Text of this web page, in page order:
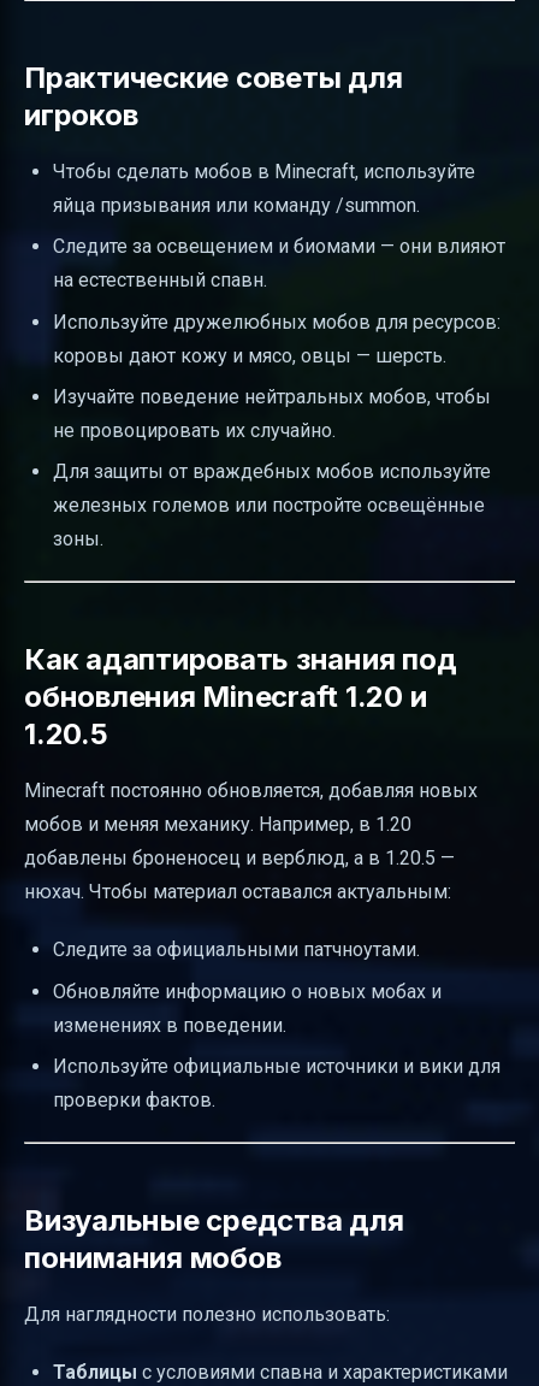
Практические советы для
игроков
Чтобы сделать мобов в Minecraft, используйте
яйца призывания или команду /summon.
Следите за освещением и биомами — они влияют
на естественный спавн.
Используйте дружелюбных мобов для ресурсов:
коровы дают кожу и мясо, овцы — шерсть.
Изучайте поведение нейтральных мобов, чтобы
не провоцировать их случайно.
Для защиты от враждебных мобов используйте
железных големов или постройте освещённые
зоны.
Как адаптировать знания под
обновления Minecraft 1.20 и
1.20.5
Minecraft постоянно обновляется, добавляя новых
мобов и меняя механику. Например, в 1.20
добавлены броненосец и верблюд, а в 1.20.5 —
нюхач. Чтобы материал оставался актуальным:
Следите за официальными патчноутами.
Обновляйте информацию о новых мобах и
изменениях в поведении.
Используйте официальные источники и вики для
проверки фактов.
Визуальные средства для
понимания мобов
Для наглядности полезно использовать:
Таблицы с условиями спавна и характеристиками